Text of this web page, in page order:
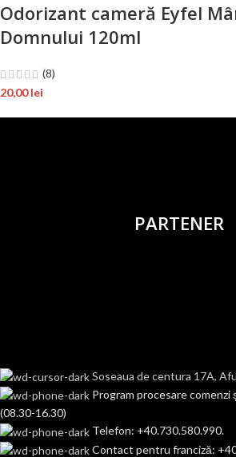
Odorizant cameră Eyfel
Domnului 120ml
(8)
20,00lei
PARTENER
Soseaua de centura 17A,
Program procesare
(08.30-16.30)
Telefon: +40.730.580.990.
Contact pentru franciză: